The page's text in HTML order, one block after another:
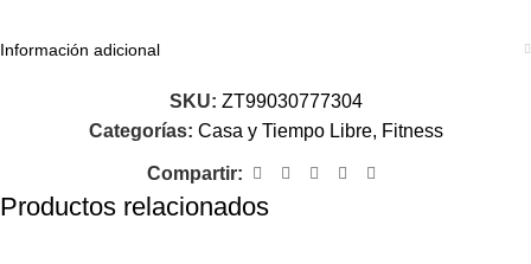
Información adicional
SKU: ZT99030777304
Categorías: Casa y Tiempo Libre, Fitness
Compartir:
Productos relacionados